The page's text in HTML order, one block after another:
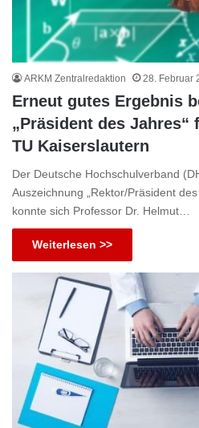
ARKM Zentralredaktion 28. Februar
Erneut gutes Ergebnis
„Präsident des Jahres“
TU Kaiserslautern
Der Deutsche Hochschulverband
Auszeichnung „Rektor/Präsident
konnte sich Professor Dr. Helmut…
Weiterlesen >>